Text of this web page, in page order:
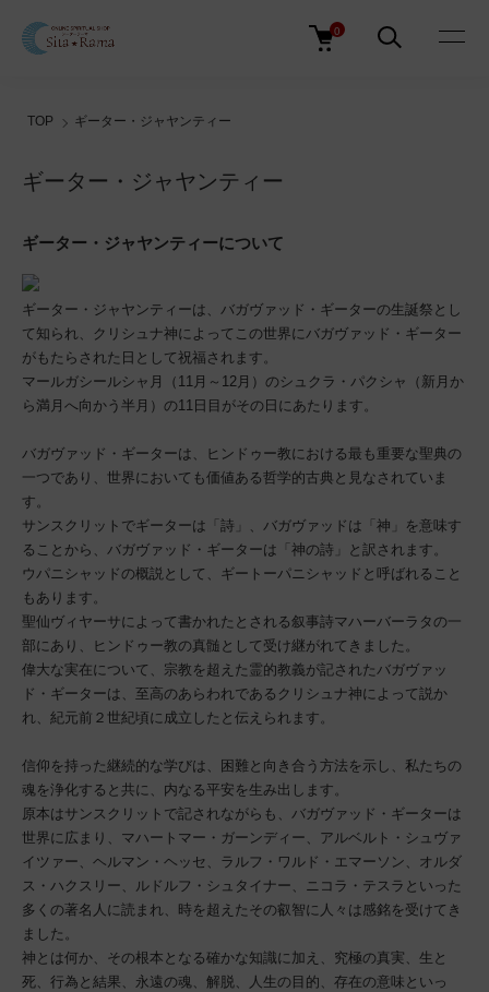
0
TOP ギーター・ジャヤンティー
ギーター・ジャヤンティー
ギーター・ジャヤンティーについて
ギーター・ジャヤンティーは、バガヴァッド・ギーターの生誕祭とし
て知られ、クリシュナ神によってこの世界にバガヴァッド・ギーター
がもたらされた日として祝福されます。
マールガシールシャ月（11月～12月）のシュクラ・パクシャ（新月か
ら満月へ向かう半月）の11日目がその日にあたります。
バガヴァッド・ギーターは、ヒンドゥー教における最も重要な聖典の
一つであり、世界においても価値ある哲学的古典と見なされていま
す。
サンスクリットでギーターは「詩」、バガヴァッドは「神」を意味す
ることから、バガヴァッド・ギーターは「神の詩」と訳されます。
ウパニシャッドの概説として、ギートーパニシャッドと呼ばれること
もあります。
聖仙ヴィヤーサによって書かれたとされる叙事詩マハーバーラタの一
部にあり、ヒンドゥー教の真髄として受け継がれてきました。
偉大な実在について、宗教を超えた霊的教義が記されたバガヴァッ
ド・ギーターは、至高のあらわれであるクリシュナ神によって説か
れ、紀元前２世紀頃に成立したと伝えられます。
信仰を持った継続的な学びは、困難と向き合う方法を示し、私たちの
魂を浄化すると共に、内なる平安を生み出します。
原本はサンスクリットで記されながらも、バガヴァッド・ギーターは
世界に広まり、マハートマー・ガーンディー、アルベルト・シュヴァ
イツァー、ヘルマン・ヘッセ、ラルフ・ワルド・エマーソン、オルダ
ス・ハクスリー、ルドルフ・シュタイナー、ニコラ・テスラといった
多くの著名人に読まれ、時を超えたその叡智に人々は感銘を受けてき
ました。
神とは何か、その根本となる確かな知識に加え、究極の真実、生と
死、行為と結果、永遠の魂、解脱、人生の目的、存在の意味といっ